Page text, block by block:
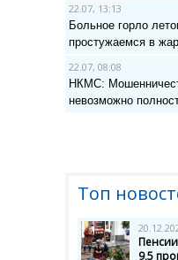
22.07, 13:13
Больное горло
простужаемся в
22.07, 08:08
НКМС:
невозможно
Топ
9,5